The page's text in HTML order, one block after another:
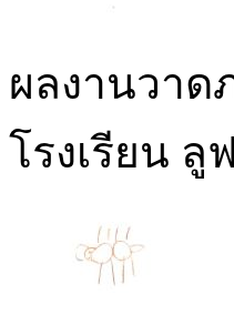
ผลงานวา
โรงเรียน